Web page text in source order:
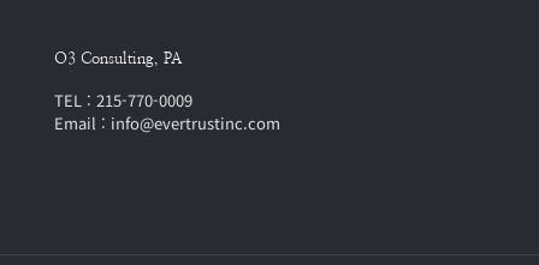
O3 Consulting, PA
TEL : 215-770-0009
Email : info@evertrustinc.com